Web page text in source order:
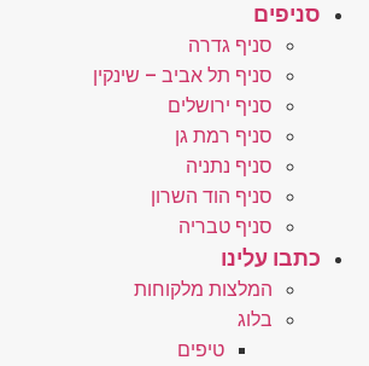
סניפים
סניף גדרה
סניף תל אביב – שינקין
סניף ירושלים
סניף רמת גן
סניף נתניה
סניף הוד השרון
סניף טבריה
כתבו עלינו
המלצות מלקוחות
בלוג
טיפים